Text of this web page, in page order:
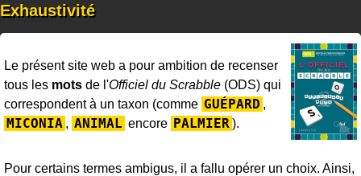
Exhaustivité
Le présent site web a pour ambition de recenser
tous les mots de l'Officiel du Scrabble (ODS) qui
correspondent à un taxon (comme GUÉPARD ,
MICONIA , ANIMAL encore PALMIER ).
Pour certains termes ambigus, il a fallu opérer un choix. Ainsi,